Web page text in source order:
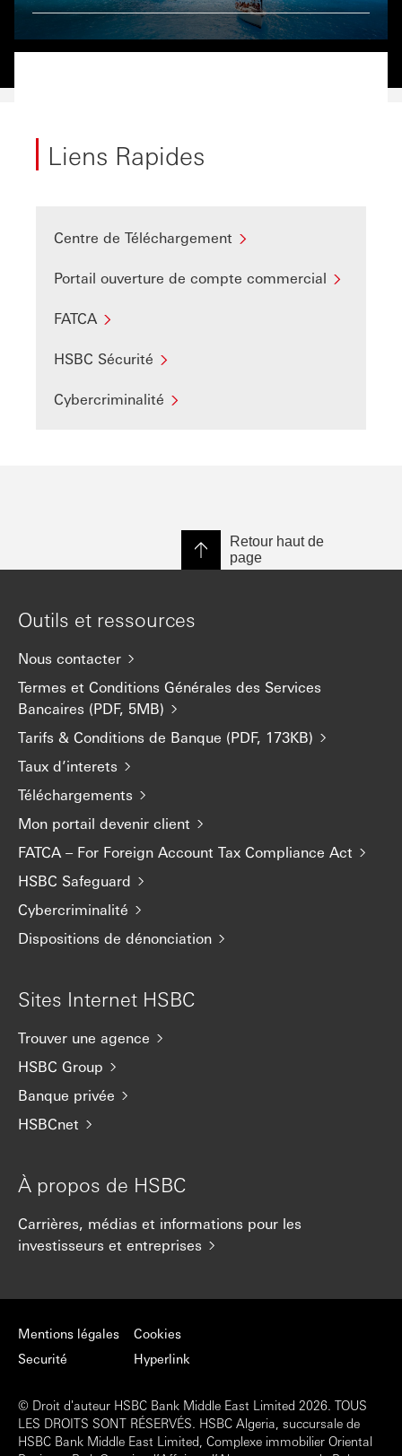
Liens Rapides
Centre de Téléchargement
Portail ouverture de compte commercial
FATCA
HSBC Sécurité
Cybercriminalité
Retour haut de
page
Outils et ressources
Nous contacter
Termes et Conditions Générales des Services
Bancaires (PDF, 5MB)
Tarifs & Conditions de Banque (PDF, 173KB)
Taux d’interets
Téléchargements
Mon portail devenir client
FATCA – For Foreign Account Tax Compliance Act
HSBC Safeguard
Cybercriminalité
Dispositions de dénonciation
Sites Internet HSBC
Trouver une agence
HSBC Group
Banque privée
HSBCnet
À propos de HSBC
Carrières, médias et informations pour les
investisseurs et entreprises
Mentions légales
Securité
Cookies
Hyperlink
© Droit d'auteur HSBC Bank Middle East Limited 2026. TOUS
LES DROITS SONT RÉSERVÉS. HSBC Algeria, succursale de
HSBC Bank Middle East Limited, Complexe immobilier Oriental